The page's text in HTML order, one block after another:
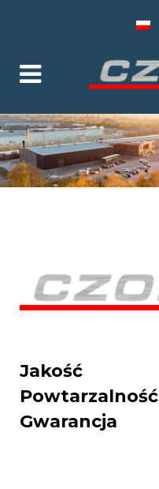
Jakość
Powtarzalność
Gwarancja